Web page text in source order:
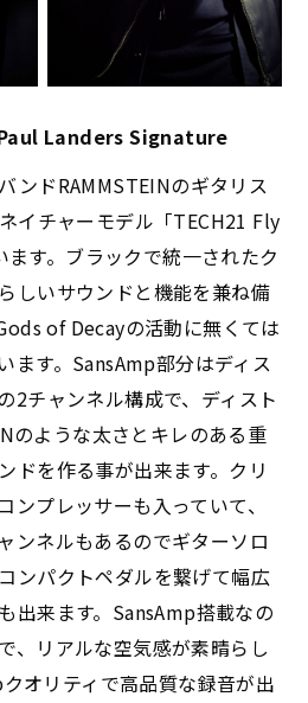
Landers Signature
ンドRAMMSTEINのギタリス
イチャーモデル「TECH21 Fly
す。ブラックで統一されたク
しいサウンドと機能を兼ね備
of Decayの活動に無くては
ます。SansAmp部分はディス
2チャンネル構成で、ディスト
のような太さとキレのある重
ドを作る事が出来ます。クリ
ンプレッサーも入っていて、
ンネルもあるのでギターソロ
ンパクトペダルを繋げて幅広
出来ます。SansAmp搭載なの
、リアルな空気感が素晴らし
オリティで高品質な録音が出